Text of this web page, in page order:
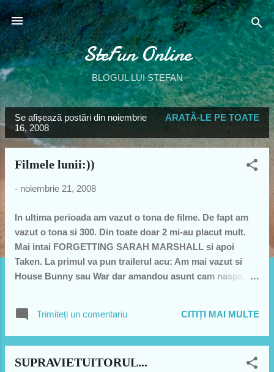
Treceți la conținutul principal
SteFun Online
BLOGUL LUI STEFAN
P
o
Se afișează postări din noiembrie
16, 2008
ARATĂ-LE PE TOATE
Filmele lunii:))
- noiembrie 21, 2008
In ultima perioada am vazut o tona de filme. De fapt am
vazut o tona si 300. Din toate doar 2 mi-au placut mult.
Mai intai FORGETTING SARAH MARSHALL si apoi
Taken. La primul va pun trailerul acu: Am mai vazut si
House Bunny sau War dar amandou asunt cam naspa...
porc si Bond dar ma asteptam sa fie mai fainutz sincer.
Cam tras de par... pun si traileru de la Taken... liam
Trimiteți un comentariu CITIȚI MAI MULTE
SUPRAVIETUITORUL...